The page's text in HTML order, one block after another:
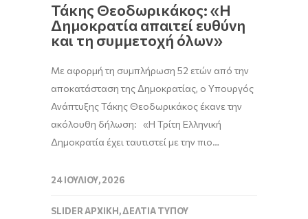
Τάκης Θεοδωρικάκος: «Η
Δημοκρατία απαιτεί ευθύνη
και τη συμμετοχή όλων»
Με αφορμή τη συμπλήρωση 52 ετών από την
αποκατάσταση της Δημοκρατίας, ο Υπουργός
Ανάπτυξης Τάκης Θεοδωρικάκος έκανε την
ακόλουθη δήλωση: «Η Τρίτη Ελληνική
Δημοκρατία έχει ταυτιστεί με την πιο…
24 ΙΟΥΛΊΟΥ, 2026
SLIDER ΑΡΧΙΚΉ,ΔΕΛΤΊΑ ΤΎΠΟΥ